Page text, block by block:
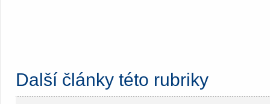
Další články této rubriky